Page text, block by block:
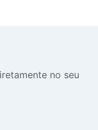
no seu